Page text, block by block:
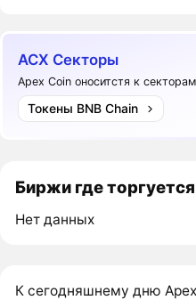
ACX Секторы
Apex Coin оноситстя к
Токены BNB Chain
Биржи где
Нет данных
К сегодняшнему дню Apex